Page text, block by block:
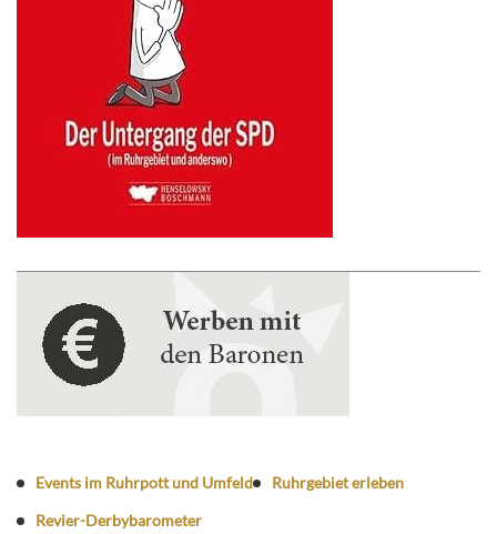
Events im Ruhrpott und Umfeld
Ruhrgebiet erleben
Revier-Derbybarometer